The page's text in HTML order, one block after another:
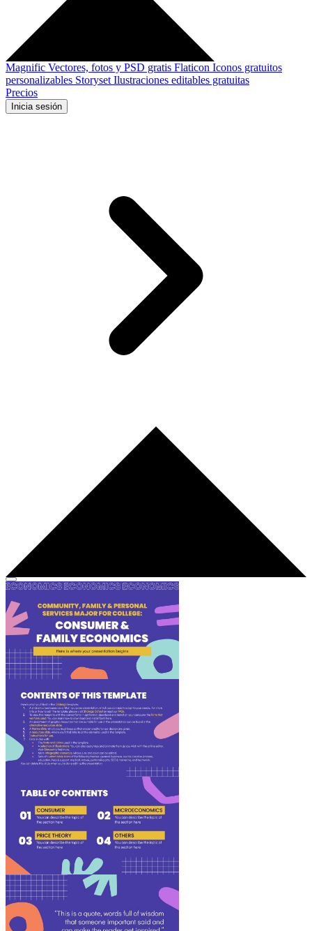
Magnific Vectores, fotos y PSD gratis Flaticon Iconos gratuitos
personalizables Storyset Ilustraciones editables gratuitas
Precios
Inicia sesión